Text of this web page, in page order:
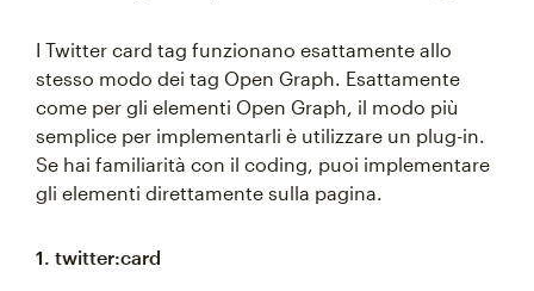
I Twitter card tag funzionano esattamente allo
stesso modo dei tag Open Graph. Esattamente
come per gli elementi Open Graph, il modo più
semplice per implementarli è utilizzare un plug-in.
Se hai familiarità con il coding, puoi implementare
gli elementi direttamente sulla pagina.
1. twitter:card